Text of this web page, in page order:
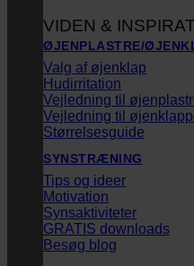
VIDEN &
ØJENPLASTRE/
Valg af øjenklap
Hudirritation
Vejledning til
Vejledning til
Størrelsesguide
SYNSTRÆNING
Tips og ideer
Motivation
Synsaktiviteter
GRATIS downloads
Besøg blog